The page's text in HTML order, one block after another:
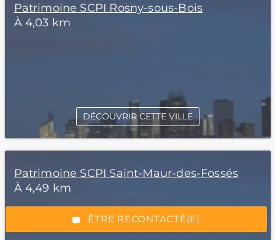
*Champs obligatoires
“Excellent”, 165 avis
ÊTRE RECONTACTÉ(E)
Patrimoine SCPI Rosny-sous-Bois
À 4,03 km
DÉCOUVRIR CETTE VILLE
Patrimoine SCPI Saint-Maur-des-Fossés
À 4,49 km